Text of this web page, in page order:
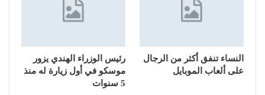
النساء تنفق أكثر من الرجال
على ألعاب الموبايل
رئيس الوزراء الهندي يزور
موسكو في أول زيارة له منذ
5 سنوات